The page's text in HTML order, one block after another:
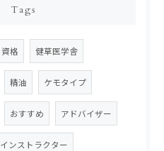
Tags
資格 健草医学舎
精油 ケモタイプ
おすすめ アドバイザー
インストラクター